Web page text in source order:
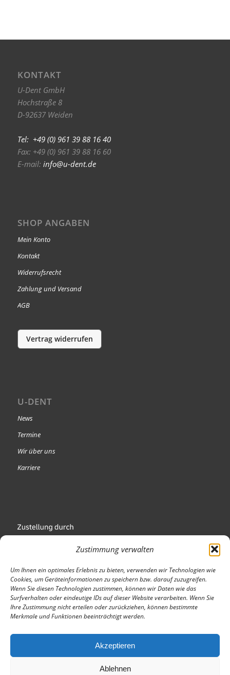
Zustimmung verwalten
Um Ihnen ein optimales Erlebnis zu bieten, verwenden wir Technologien wie
Cookies, um Geräteinformationen zu speichern bzw. darauf zuzugreifen.
Wenn Sie diesen Technologien zustimmen, können wir Daten wie das
Surfverhalten oder eindeutige IDs auf dieser Website verarbeiten. Wenn Sie
Ihre Zustimmung nicht erteilen oder zurückziehen, können bestimmte
Merkmale und Funktionen beeinträchtigt werden.
Akzeptieren
Ablehnen
KONTAKT
U-Dent GmbH
Hochstraße 8
D-92637 Weiden
Tel: +49 (0) 961 39 88 16 40
Fax: +49 (0) 961 39 88 16 60
E-mail: info@u-dent.de
SHOP ANGABEN
Mein Konto
Kontakt
Widerrufsrecht
Zahlung und Versand
AGB
Vertrag widerrufen
U-DENT
News
Termine
Wir über uns
Karriere
Wir sind Mitglied